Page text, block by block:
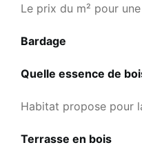
Le prix du m² pour
Bardage
Quelle essence de
Habitat propose pour
Terrasse en bois